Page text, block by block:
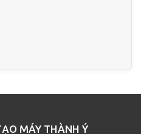
MÁY THÀNH Ý